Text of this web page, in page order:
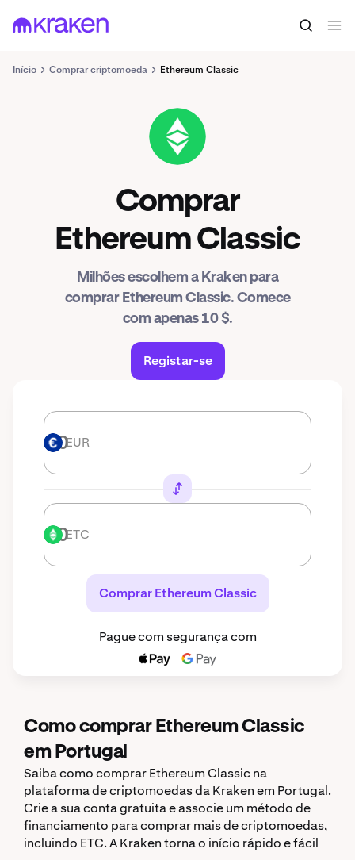
Início Comprar criptomoeda Ethereum Classic
ETC
Comprar
Ethereum Classic
Milhões escolhem a Kraken para
comprar Ethereum Classic. Comece
com apenas 10 $.
Registar-se
EUR EUR
ETC ETC
Comprar Ethereum Classic
Pague com segurança com
Como comprar Ethereum Classic
em Portugal
Saiba como comprar Ethereum Classic na
plataforma de criptomoedas da Kraken em Portugal.
Crie a sua conta gratuita e associe um método de
financiamento para comprar mais de criptomoedas,
incluindo ETC. A Kraken torna o início rápido e fácil